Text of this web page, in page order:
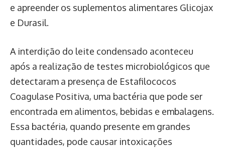
e apreender os suplementos alimentares Glicojax
e Durasil.
A interdição do leite condensado aconteceu
após a realização de testes microbiológicos que
detectaram a presença de Estafilococos
Coagulase Positiva, uma bactéria que pode ser
encontrada em alimentos, bebidas e embalagens.
Essa bactéria, quando presente em grandes
quantidades, pode causar intoxicações